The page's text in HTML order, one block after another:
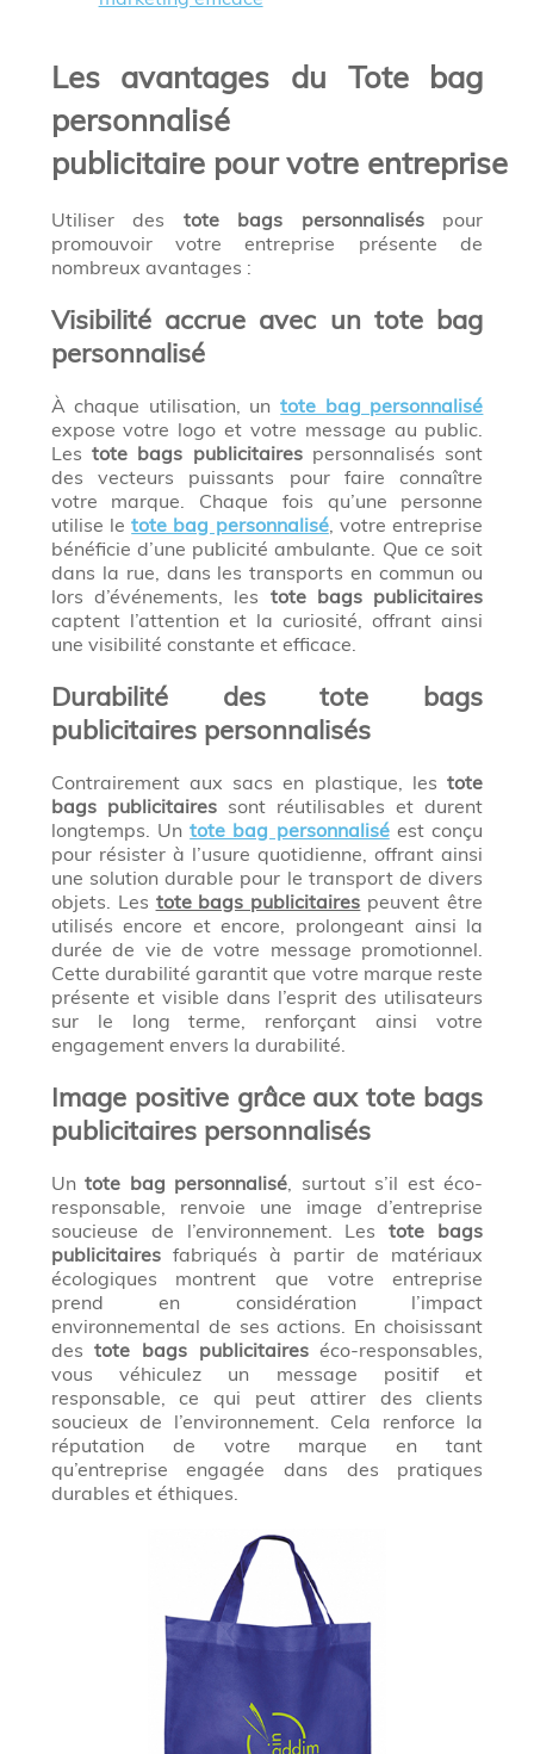
Les avantages du Tote bag
personnalisé
publicitaire pour votre entreprise
Utiliser des tote bags personnaliséspour
promouvoir votre entreprise présente de
nombreux avantages :
Visibilité accrue avec un tote bag
personnalisé
À chaque utilisation, untote bag personnalisé
expose votre logo et votre message au public.
Les tote bags publicitairespersonnalisés sont
des vecteurs puissants pour faire connaître
votre marque. Chaque fois qu’une personne
utilise letote bag personnalisé, votre entreprise
bénéficie d’une publicité ambulante. Que ce soit
dans la rue, dans les transports en commun ou
lors d’événements, les tote bags publicitaires
captent l’attention et la curiosité, offrant ainsi
une visibilité constante et efficace.
Durabilité des tote bags
publicitaires personnalisés
Contrairement aux sacs en plastique, lestote
bags publicitairessont réutilisables et durent
longtemps. Untote bag personnaliséest conçu
pour résister à l’usure quotidienne, offrant ainsi
une solution durable pour le transport de divers
objets. Les tote bags publicitaires peuvent être
utilisés encore et encore, prolongeant ainsi la
durée de vie de votre message promotionnel.
Cette durabilité garantit que votre marque reste
présente et visible dans l’esprit des utilisateurs
sur le long terme, renforçant ainsi votre
engagement envers la durabilité.
Image positive grâce aux tote bags
publicitaires personnalisés
Untote bag personnalisé, surtout s’il est éco-
responsable, renvoie une image d’entreprise
soucieuse de l’environnement. Lestote bags
publicitairesfabriqués à partir de matériaux
écologiques montrent que votre entreprise
prend en considération l’impact
environnemental de ses actions. En choisissant
destote bags publicitaireséco-responsables,
vous véhiculez un message positif et
responsable, ce qui peut attirer des clients
soucieux de l’environnement. Cela renforce la
réputation de votre marque en tant
qu’entreprise engagée dans des pratiques
durables et éthiques.